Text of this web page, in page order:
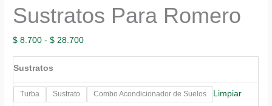
Sustratos Para Romero
$ 8.700 - $ 28.700Rango
de
desde
$ 8.700
Sustratos
Turba Sustrato Combo Acondicionador de Suelos Limpiar